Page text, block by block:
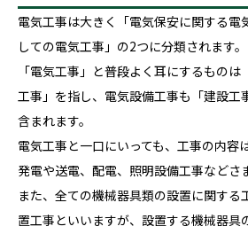
電気工事は大きく「電気保安に関する電
しての電気工事」の2つに分類されます。
「電気工事」と普段よく耳にするもの
工事」を指し、電気設備工事も「建設工
含まれます。
電気工事と一口にいっても、工事の内容
発電や送電、配電、照明設備工事などさ
また、全ての機械器具類の設置に関する
置工事といいますが、設置する機械器具